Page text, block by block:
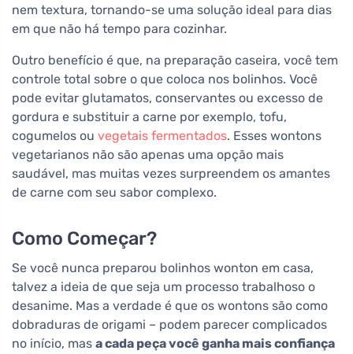
nem textura, tornando-se uma solução ideal para dias
em que não há tempo para cozinhar.
Outro benefício é que, na preparação caseira, você tem
controle total sobre o que coloca nos bolinhos. Você
pode evitar glutamatos, conservantes ou excesso de
gordura e substituir a carne por exemplo, tofu,
cogumelos ou vegetais fermentados. Esses wontons
vegetarianos não são apenas uma opção mais
saudável, mas muitas vezes surpreendem os amantes
de carne com seu sabor complexo.
Como Começar?
Se você nunca preparou bolinhos wonton em casa,
talvez a ideia de que seja um processo trabalhoso o
desanime. Mas a verdade é que os wontons são como
dobraduras de origami – podem parecer complicados
no início, mas a cada peça você ganha mais confiança